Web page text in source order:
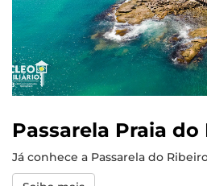
Passarela Praia do
Já conhece a Passarela do